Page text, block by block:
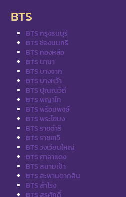
BTS
BTS กรุงธนบุรี
BTS ช่องนนทรี
BTS ทองหล่อ
BTS นานา
BTS บางจาก
BTS บางหว้า
BTS ปุณณวิถี
BTS พญาไท
BTS พร้อมพงษ์
BTS พระโขนง
BTS ราชดำริ
BTS ราชเทวี
BTS วงเวียนใหญ่
BTS ศาลาแดง
BTS สนามเป้า
BTS สะพานตากสิน
BTS สำโรง